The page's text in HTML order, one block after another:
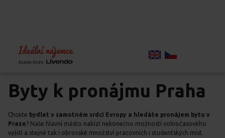
Home Chci bydlet
Byty k pronájmu Praha
Chcete bydlet v samotném srdci Evropy a hledáte pronájem bytu v
Praze? Naše hlavní město nabízí nekonečno možností volnočasového
vyžití a stejně tak i obrovské množství pracovních i studentských míst.